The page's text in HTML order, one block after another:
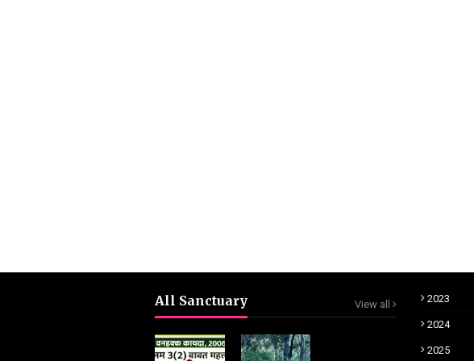
All Sanctuary View all 2023
2024
2025